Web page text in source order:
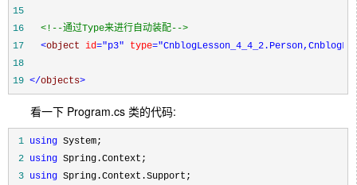
15
16
<!--通过Type来进行自动装配-->
17
<object id="p3" type
18
19 </objects>
看一下 Program.cs 类的代码:
1 using
2 using
3 using